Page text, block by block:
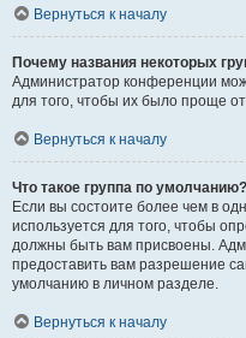
Вернуться к началу
Почему названия некоторых
Администратор конференции
для того, чтобы их было проще
Вернуться к началу
Что такое группа по умолчанию?
Если вы состоите более чем в
используется для того, чтобы
должны быть вам присвоены.
предоставить вам разрешение
умолчанию в личном разделе.
Вернуться к началу